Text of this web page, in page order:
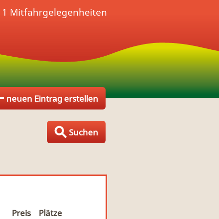
neuen Eintrag erstellen
Suchen
Mitfahrgelegenheiten
Preis
Plätze